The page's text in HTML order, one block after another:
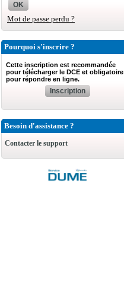
OK
Mot de passe perdu ?
Pourquoi s'inscrire ?
Cette inscription est recommandée
pour télécharger le DCE et obligatoire
pour répondre en ligne.
Inscription
Besoin d'assistance ?
Contacter le support